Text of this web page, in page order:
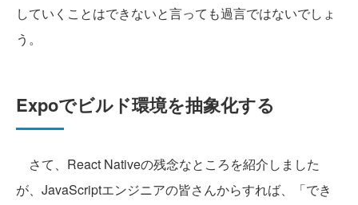
していくことはできないと言っても過言ではないでしょ
う。
Expoでビルド環境を抽象化する
さて、React Nativeの残念なところを紹介しました
が、JavaScriptエンジニアの皆さんからすれば、「でき